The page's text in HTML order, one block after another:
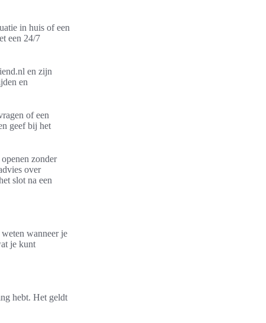
in huis of een
een 24/7
en zijn
en
of een
geef bij het
zonder
over
slot na een
wanneer je
je kunt
hebt. Het geldt